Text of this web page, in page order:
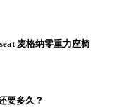
麦格纳零重力座椅
要多久？